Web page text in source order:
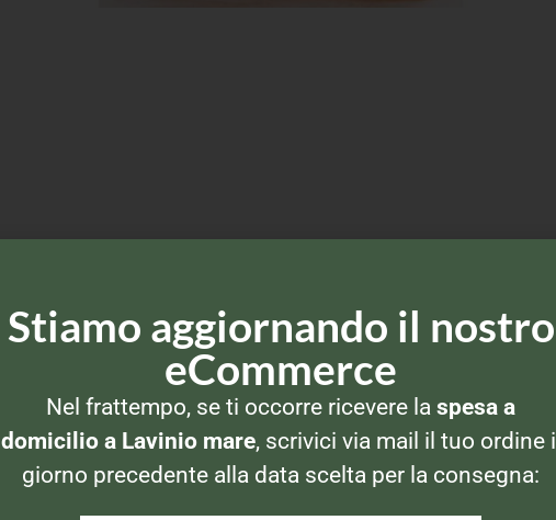
Stiamo aggiornando il nostro
eCommerce
Nel frattempo, se ti occorre ricevere la spesa a
domicilio a Lavinio mare, scrivici via mail il tuo ordine il
giorno precedente alla data scelta per la consegna: